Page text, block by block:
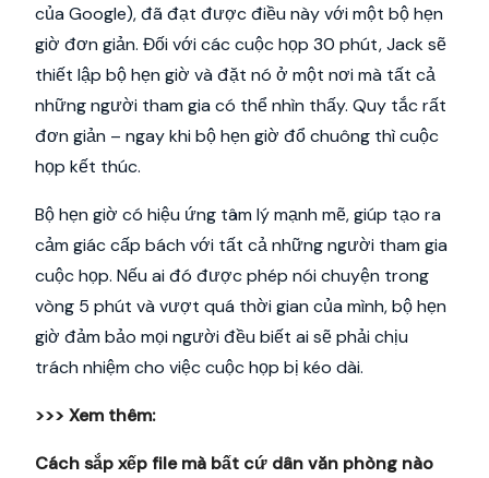
của Google), đã đạt được điều này với một bộ hẹn
giờ đơn giản. Đối với các cuộc họp 30 phút, Jack sẽ
thiết lập bộ hẹn giờ và đặt nó ở một nơi mà tất cả
những người tham gia có thể nhìn thấy. Quy tắc rất
đơn giản – ngay khi bộ hẹn giờ đổ chuông thì cuộc
họp kết thúc.
Bộ hẹn giờ có hiệu ứng tâm lý mạnh mẽ, giúp tạo ra
cảm giác cấp bách với tất cả những người tham gia
cuộc họp. Nếu ai đó được phép nói chuyện trong
vòng 5 phút và vượt quá thời gian của mình, bộ hẹn
giờ đảm bảo mọi người đều biết ai sẽ phải chịu
trách nhiệm cho việc cuộc họp bị kéo dài.
>>> Xem thêm:
Cách sắp xếp file mà bất cứ dân văn phòng nào